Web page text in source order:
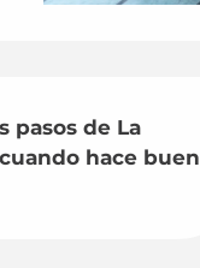
pasos de La
hace buen